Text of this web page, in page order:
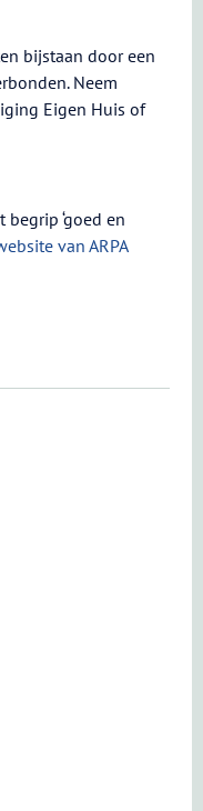
bijstaan door een
Neem
Eigen Huis of
‘goed en
van ARPA